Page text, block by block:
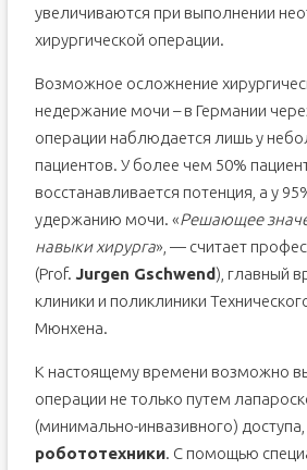
увеличиваются при выполнении
хирургической операции.
Возможное осложнение
недержание мочи – в Германии
операции наблюдается лишь у
пациентов. У более чем 50%
восстанавливается потенция, а у
удержанию мочи. «Решающее
навыки хирурга», — считает
(Prof. Jurgen Gschwend), главный
клиники и поликлиники
Мюнхена.
К настоящему времени возможно
операции не только путем
(минимально-инвазивного) доступа,
робототехники. С помощью